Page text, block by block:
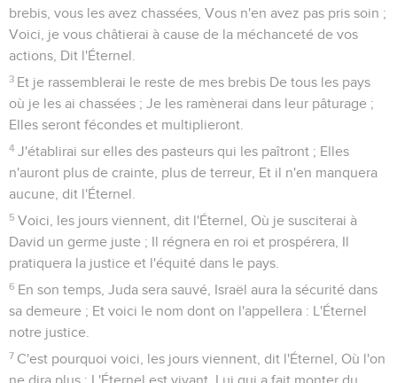
brebis, vous les avez chassées, Vous n'en avez pas pris soin ;
Voici, je vous châtierai à cause de la méchanceté de vos
actions, Dit l'Éternel.
3 Et je rassemblerai le reste de mes brebis De tous les pays
où je les ai chassées ; Je les ramènerai dans leur pâturage ;
Elles seront fécondes et multiplieront.
4 J'établirai sur elles des pasteurs qui les paîtront ; Elles
n'auront plus de crainte, plus de terreur, Et il n'en manquera
aucune, dit l'Éternel.
5 Voici, les jours viennent, dit l'Éternel, Où je susciterai à
David un germe juste ; Il régnera en roi et prospérera, Il
pratiquera la justice et l'équité dans le pays.
6 En son temps, Juda sera sauvé, Israël aura la sécurité dans
sa demeure ; Et voici le nom dont on l'appellera : L'Éternel
notre justice.
7 C'est pourquoi voici, les jours viennent, dit l'Éternel, Où l'on
ne dira plus : L'Éternel est vivant, Lui qui a fait monter du